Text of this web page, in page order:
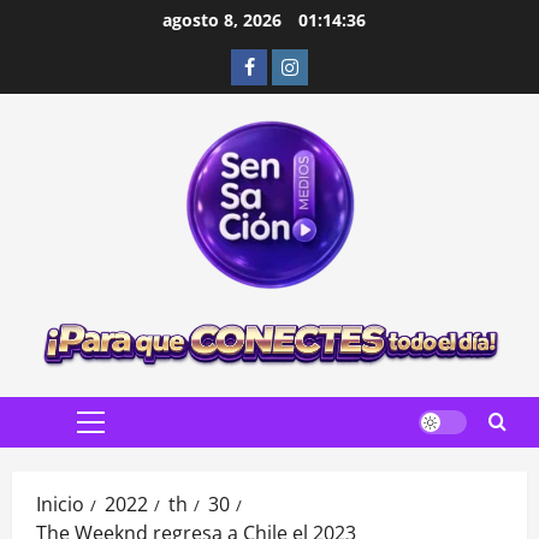
agosto 8, 2026 01:14:38
FacebookInstagram
Menú
Inicio 2022 th
30
The Weeknd regresa a Chile el 2023